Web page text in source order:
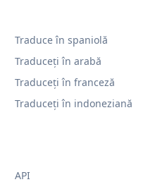
Traduce în spaniolă
Traduceți în arabă
Traduceți în franceză
Traduceți în indoneziană
API